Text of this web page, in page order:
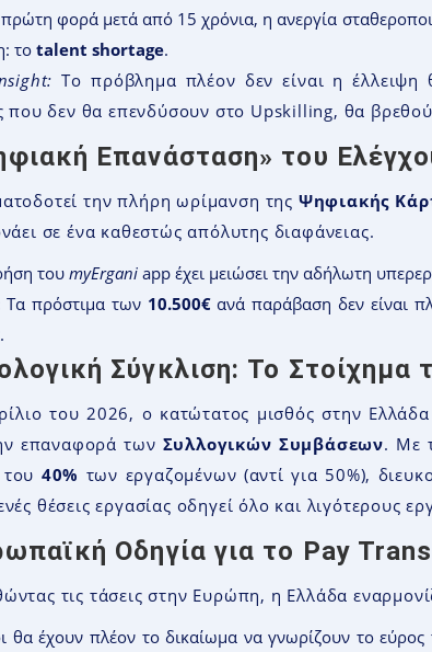
φορά μετά από 15 χρόνια, η ανεργία
το talent shortage.
Το πρόβλημα πλέον δεν είναι η έλλειψη
που δεν θα επενδύσουν στο Upskilling, θα
Επανάσταση» του
την πλήρη ωρίμανση της Ψηφιακής
σε ένα καθεστώς απόλυτης διαφάνειας.
τουmyErganiapp έχει μειώσει την αδήλωτη
Τα πρόστιμα των 10.500€ανά παράβαση δεν είναι
Σύγκλιση: Το
του 2026, ο κατώτατος μισθός στην
επαναφορά των Συλλογικών Συμβάσεων. Με
40% των εργαζομένων (αντί για 50%),
θέσεις εργασίας οδηγεί όλο και λιγότερους
Οδηγία για το Pay
τις τάσεις στην Ευρώπη, η Ελλάδα
θα έχουν πλέον το δικαίωμα να γνωρίζουν το